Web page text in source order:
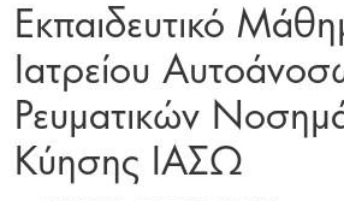
Εκπαιδευτικό
Ιατρείου
Ρευματικών
Κύησης ΙΑΣΩ